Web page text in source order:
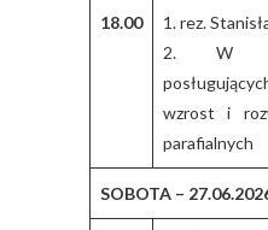
18.00
1. rez.
2. W
wzrost i
parafialnych
SOBOTA –